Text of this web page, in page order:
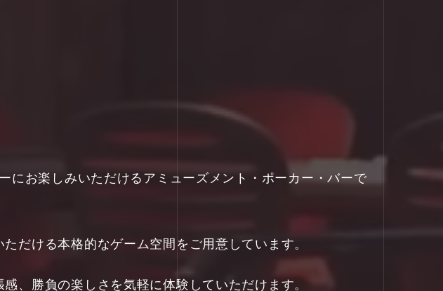
お楽しみいただけるアミューズメント・ポーカー・バーで
だける本格的なゲーム空間をご用意しています。
、勝負の楽しさを気軽に体験していただけます。